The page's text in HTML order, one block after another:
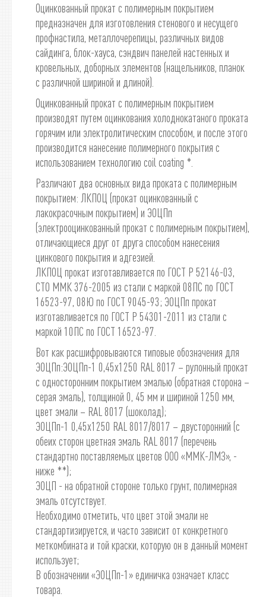
Оцинкованный прокат с полимерным покрытием
предназначен для изготовления стенового и несущего
профнастила, металлочерепицы, различных видов
сайдинга, блок-хауса, сэндвич панелей настенных и
кровельных, доборных элементов (нащельников, планок
с различной шириной и длиной).
Оцинкованный прокат с полимерным покрытием
производят путем оцинкования холоднокатаного проката
горячим или электролитическим способом, и после этого
производится нанесение полимерного покрытия с
использованием технологию coil coating *.
Различают два основных вида проката с полимерным
покрытием: ЛКПОЦ (прокат оцинкованный с
лакокрасочным покрытием) и ЭОЦПп
(электрооцинкованный прокат с полимерным покрытием),
отличающиеся друг от друга способом нанесения
цинкового покрытия и адгезией.
ЛКПОЦ прокат изготавливается по ГОСТ Р 52146-03,
СТО ММК 376-2005 из стали с маркой 08ПС по ГОСТ
16523-97, 08Ю по ГОСТ 9045-93; ЭОЦПп прокат
изготавливается по ГОСТ Р 54301-2011 из стали с
маркой 10ПС по ГОСТ 16523-97.
Вот как расшифровываются типовые обозначения для
ЭОЦПп:ЭОЦПп-1 0,45х1250 RAL 8017 – рулонный прокат
с односторонним покрытием эмалью (обратная сторона –
серая эмаль), толщиной 0, 45 мм и шириной 1250 мм,
цвет эмали – RAL 8017 (шоколад);
ЭОЦПп-1 0,45х1250 RAL 8017/8017 – двусторонний (с
обеих сторон цветная эмаль RAL 8017 (перечень
стандартно поставляемых цветов ООО «ММК-ЛМЗ», -
ниже **);
ЭОЦП - на обратной стороне только грунт, полимерная
эмаль отсутствует.
Необходимо отметить, что цвет этой эмали не
стандартизируется, и часто зависит от конкретного
меткомбината и той краски, которую он в данный момент
использует;
В обозначении «ЭОЦПп-1» единичка означает класс
товара.